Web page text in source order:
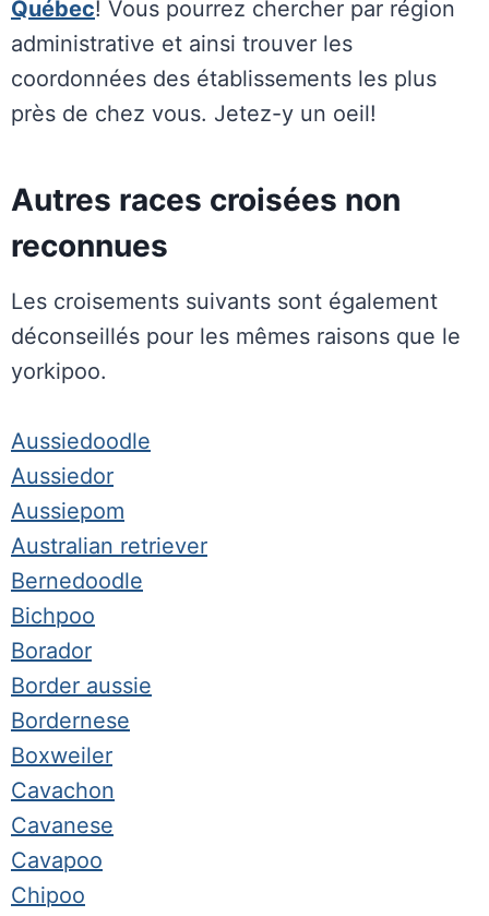
Québec! Vous pourrez chercher par région
administrative et ainsi trouver les
coordonnées des établissements les plus
près de chez vous. Jetez-y un oeil!
Autres races croisées non
reconnues
Les croisements suivants sont également
déconseillés pour les mêmes raisons que le
yorkipoo.
Aussiedoodle
Aussiedor
Aussiepom
Australian retriever
Bernedoodle
Bichpoo
Borador
Border aussie
Bordernese
Boxweiler
Cavachon
Cavanese
Cavapoo
Chipoo